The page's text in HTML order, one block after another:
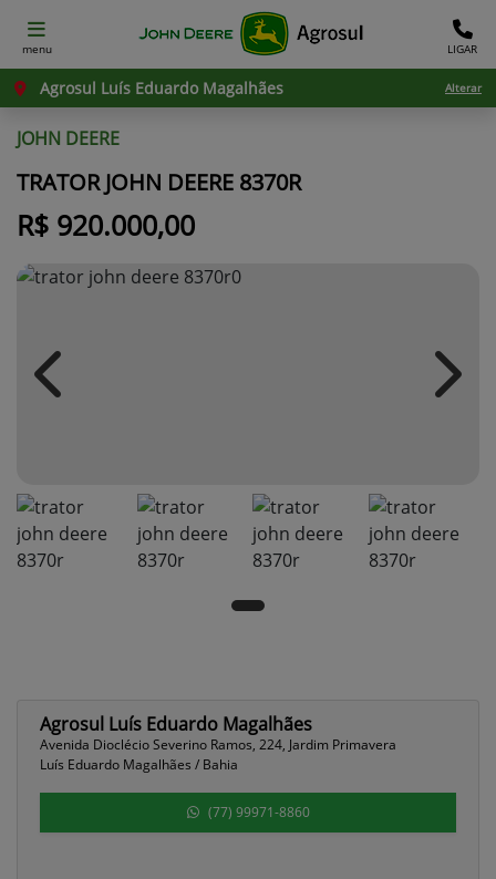
menu LIGAR
Agrosul Luís Eduardo Magalhães Alterar
JOHN DEERE
TRATOR JOHN DEERE 8370R
R$ 920.000,00
Previous Next
Agrosul Luís Eduardo Magalhães
Avenida Dioclécio Severino Ramos, 224, Jardim Primavera
Luís Eduardo Magalhães / Bahia
(77) 99971-8860